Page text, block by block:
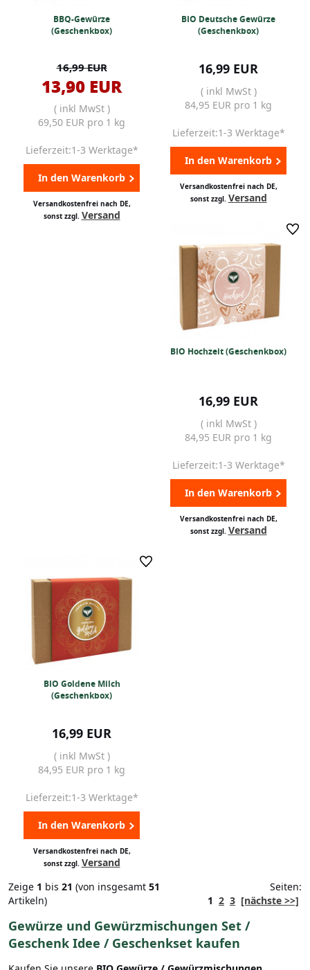
BBQ-Gewürze
(Geschenkbox)
16,99 EUR
13,90 EUR
( inkl MwSt )
69,50 EUR pro 1 kg
Lieferzeit:1-3 Werktage*
In den Warenkorb
Versandkostenfrei nach DE,
sonst zzgl. Versand
BIO Deutsche Gewürze
(Geschenkbox)
16,99 EUR
( inkl MwSt )
84,95 EUR pro 1 kg
Lieferzeit:1-3 Werktage*
In den Warenkorb
Versandkostenfrei nach DE,
sonst zzgl. Versand
BIO Hochzeit (Geschenkbox)
16,99 EUR
( inkl MwSt )
84,95 EUR pro 1 kg
Lieferzeit:1-3 Werktage*
In den Warenkorb
Versandkostenfrei nach DE,
sonst zzgl. Versand
BIO Goldene Milch
(Geschenkbox)
16,99 EUR
( inkl MwSt )
84,95 EUR pro 1 kg
Lieferzeit:1-3 Werktage*
In den Warenkorb
Versandkostenfrei nach DE,
sonst zzgl. Versand
Zeige 1 bis 21 (von insgesamt 51
Artikeln)
Seiten:
1 2 3 [nächste >>]
Gewürze und Gewürzmischungen Set /
Geschenk Idee / Geschenkset kaufen